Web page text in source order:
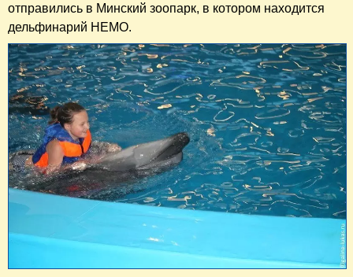
отправились в Минский зоопарк, в котором находится
дельфинарий НЕМО.